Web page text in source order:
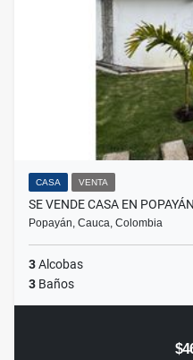
CASA VENTA
SE VENDE CASA EN
Popayán, Cauca, Colombia
3Alcobas
3 Baños